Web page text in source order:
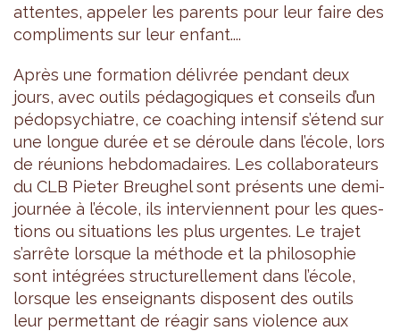
attentes, appe­ler les parents pour leur faire des
com­pli­ments sur leur enfant....
Après une for­ma­tion déli­vrée pen­dant deux
jours, avec outils péda­go­giques et conseils d’un
pédo­psy­chiatre, ce coa­ching inten­sif s’étend sur
une longue durée et se déroule dans l’école, lors
de réunions heb­do­ma­daires. Les col­la­bo­ra­teurs
du CLB Pie­ter Breu­ghel sont pré­sents une demi-
jour­née à l’école, ils inter­viennent pour les ques­
tions ou situa­tions les plus urgentes. Le tra­jet
s’ar­rête lorsque la méthode et la phi­lo­so­phie
sont inté­grées struc­tu­rel­le­ment dans l’école,
lorsque les ensei­gnants dis­posent des outils
leur per­met­tant de réagir sans vio­lence aux